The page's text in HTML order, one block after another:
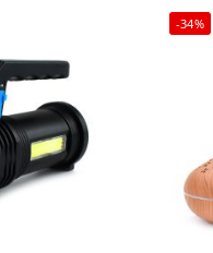
-34%